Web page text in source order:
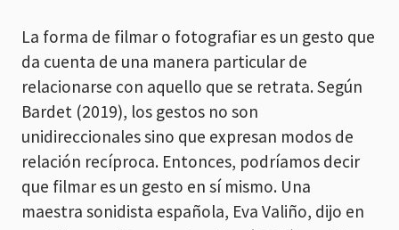
La forma de filmar o fotografiar es un gesto que
da cuenta de una manera particular de
relacionarse con aquello que se retrata. Según
Bardet (2019), los gestos no son
unidireccionales sino que expresan modos de
relación recíproca. Entonces, podríamos decir
que filmar es un gesto en sí mismo. Una
maestra sonidista española, Eva Valiño, dijo en